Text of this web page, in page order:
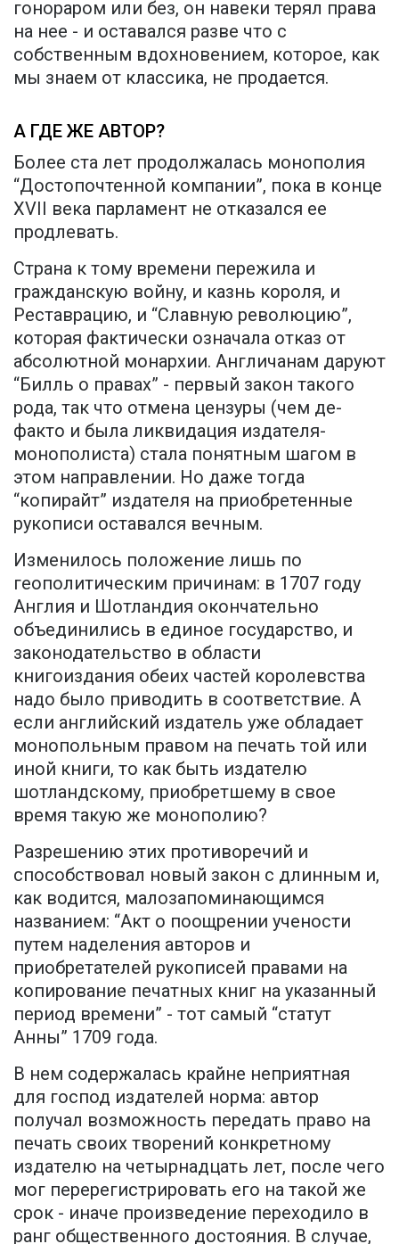
гонораром или без, он навеки терял права
на нее - и оставался разве что с
собственным вдохновением, которое, как
мы знаем от классика, не продается.
А ГДЕ ЖЕ АВТОР?
Более ста лет продолжалась монополия
“Достопочтенной компании”, пока в конце
XVII века парламент не отказался ее
продлевать.
Страна к тому времени пережила и
гражданскую войну, и казнь короля, и
Реставрацию, и “Славную революцию”,
которая фактически означала отказ от
абсолютной монархии. Англичанам даруют
“Билль о правах” - первый закон такого
рода, так что отмена цензуры (чем де-
факто и была ликвидация издателя-
монополиста) стала понятным шагом в
этом направлении. Но даже тогда
“копирайт” издателя на приобретенные
рукописи оставался вечным.
Изменилось положение лишь по
геополитическим причинам: в 1707 году
Англия и Шотландия окончательно
объединились в единое государство, и
законодательство в области
книгоиздания обеих частей королевства
надо было приводить в соответствие. А
если английский издатель уже обладает
монопольным правом на печать той или
иной книги, то как быть издателю
шотландскому, приобретшему в свое
время такую же монополию?
Разрешению этих противоречий и
способствовал новый закон с длинным и,
как водится, малозапоминающимся
названием: “Акт о поощрении учености
путем наделения авторов и
приобретателей рукописей правами на
копирование печатных книг на указанный
период времени” - тот самый “статут
Анны” 1709 года.
В нем содержалась крайне неприятная
для господ издателей норма: автор
получал возможность передать право на
печать своих творений конкретному
издателю на четырнадцать лет, после чего
мог перерегистрировать его на такой же
срок - иначе произведение переходило в
ранг общественного достояния. В случае,